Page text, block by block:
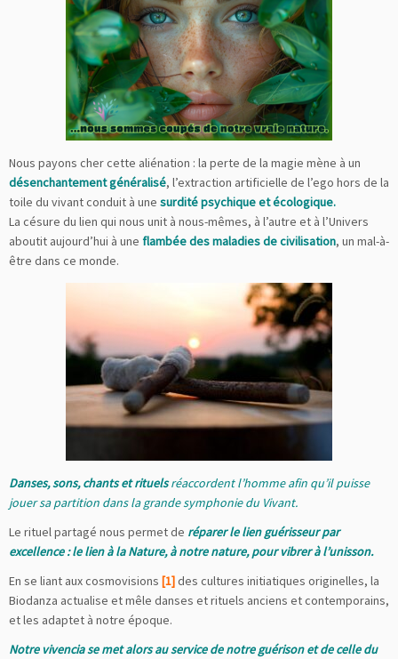
Nous payons cher cette aliénation : la perte de la magie mène à un
désenchantement généralisé, l’extraction artificielle de l’ego hors de la
toile du vivant conduit à une surdité psychique et écologique.
La césure du lien qui nous unit à nous-mêmes, à l’autre et à l’Univers
aboutit aujourd’hui à une flambée des maladies de civilisation, un mal-à-
être dans ce monde.
Danses, sons, chants et rituelsréaccordent l’homme afin qu’il puisse
jouer sa partition dans la grande symphonie du Vivant.
Le rituel partagé nous permet de réparer le lien guérisseur par
excellence : le lien à la Nature, à notre nature, pour vibrer à l’unisson.
En se liant aux cosmovisions [1]des cultures initiatiques originelles, la
Biodanza actualise et mêle danses et rituels anciens et contemporains,
et les adaptet à notre époque.
Notre vivencia se met alors au service de notre guérison et de celle du